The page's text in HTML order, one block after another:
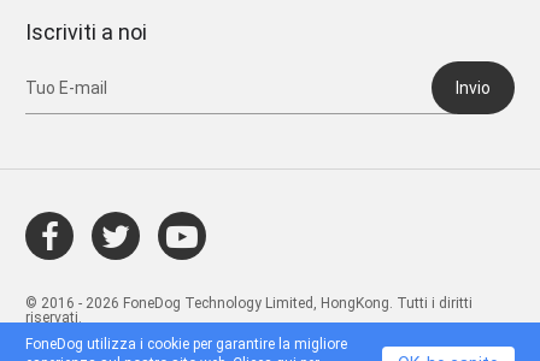
Iscriviti a noi
Invio
© 2016 - 2026 FoneDog Technology Limited, HongKong. Tutti i diritti
riservati.
FoneDog utilizza i cookie per garantire la migliore